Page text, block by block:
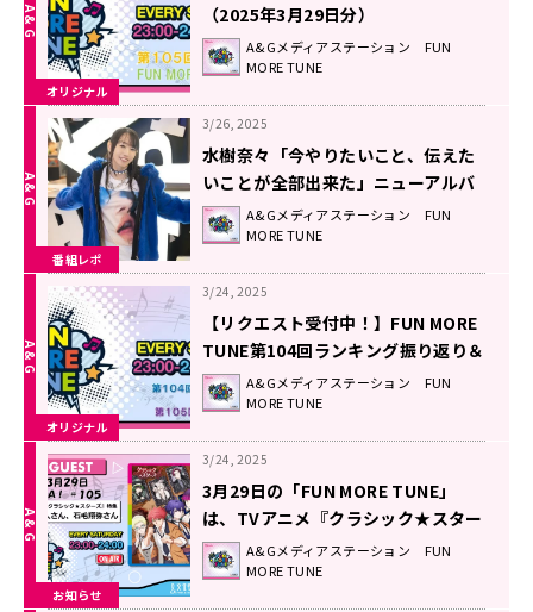
オリジナル
（2025年3月29日分）
A&Gメディアステーション FUN
MORE TUNE
番組レポ
3/26, 2025
水樹奈々「今やりたいこと、伝えた
いことが全部出来た」ニューアルバ
ム『CONTEMPORARY EMOTION』
に込めた想い！
A&Gメディアステーション FUN
MORE TUNE
オリジナル
3/24, 2025
【リクエスト受付中！】FUN MORE
TUNE第104回ランキング振り返り＆
第105回 注目楽曲紹介
A&Gメディアステーション FUN
MORE TUNE
お知らせ
3/24, 2025
3月29日の「FUN MORE TUNE」
は、TVアニメ『クラシック★スター
ズ』特集！伊東健人さん＆石毛翔弥
さんがゲストに登場！
A&Gメディアステーション FUN
MORE TUNE